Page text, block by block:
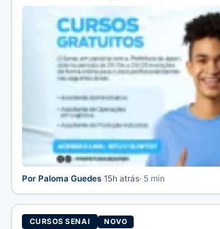
…
Por Paloma Guedes·15h atrás· 5 min
CURSOS SENAI NOVO